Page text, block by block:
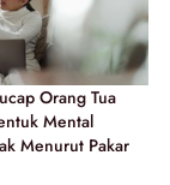
Orang Tua
Mental
Menurut Pakar